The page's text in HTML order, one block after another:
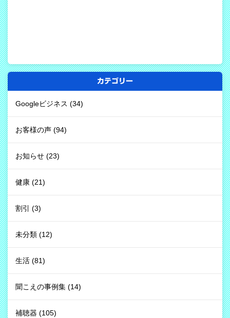
カテゴリー
Googleビジネス (34)
お客様の声 (94)
お知らせ (23)
健康 (21)
割引 (3)
未分類 (12)
生活 (81)
聞こえの事例集 (14)
補聴器 (105)